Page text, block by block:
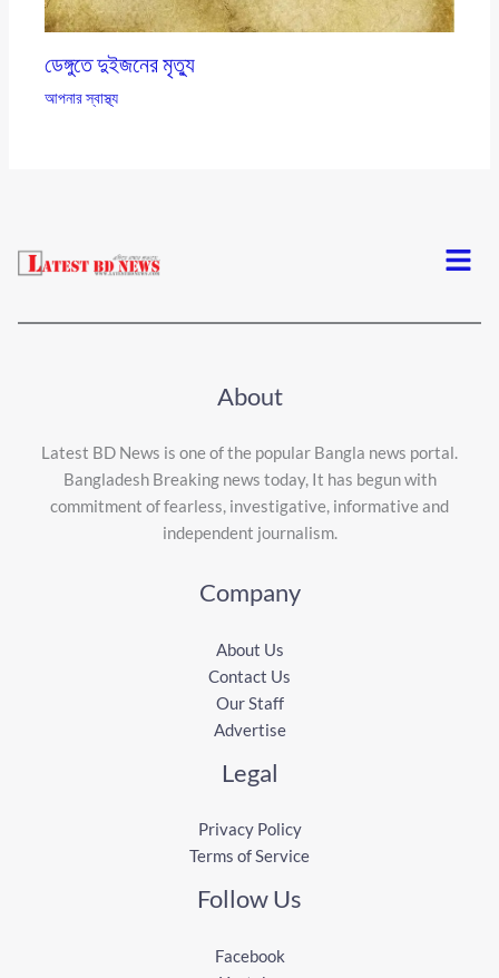
ডেঙ্গুতে দুইজনের মৃত্যু
আপনার স্বাস্থ্য
Menu
About
Latest BD News is one of the popular Bangla news portal.
Bangladesh Breaking news today, It has begun with
commitment of fearless, investigative, informative and
independent journalism.
Company
About Us
Contact Us
Our Staff
Advertise
Legal
Privacy Policy
Terms of Service
Follow Us
Facebook